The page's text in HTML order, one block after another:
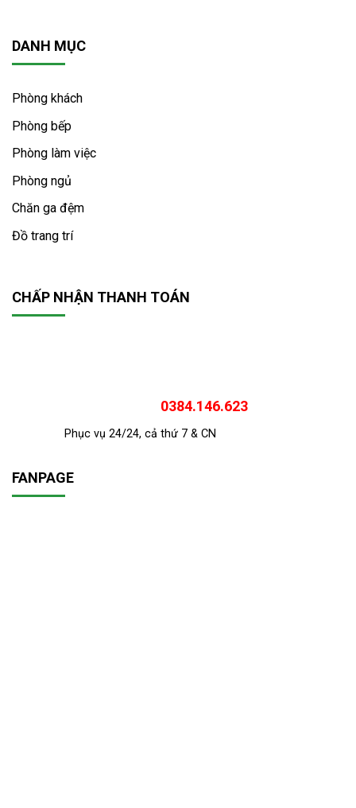
DANH MỤC
Phòng khách
Phòng bếp
Phòng làm việc
Phòng ngủ
Chăn ga đệm
Đồ trang trí
CHẤP NHẬN THANH TOÁN
0384.146.623
Phục vụ 24/24, cả thứ 7 & CN
FANPAGE